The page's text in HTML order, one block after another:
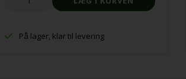
På lager, klar til levering